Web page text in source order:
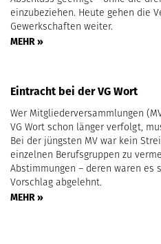
einzubeziehen. Heute gehen die
Gewerkschaften weiter.
MEHR »
Eintracht bei der VG Wort
Wer Mitgliederversammlungen
VG Wort schon länger verfolgt,
Bei der jüngsten MV war kein
einzelnen Berufsgruppen zu
Abstimmungen – deren waren es
Vorschlag abgelehnt.
MEHR »